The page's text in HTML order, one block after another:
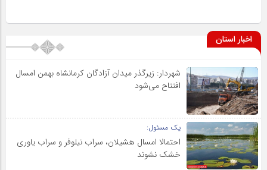
اخبار استان
شهردار: زیرگذر میدان آزادگان کرمانشاه بهمن امسال
افتتاح می‌شود
یک مسئول:
احتمالا امسال هشیلان، سراب نیلوفر و سراب یاوری
خشک نشوند